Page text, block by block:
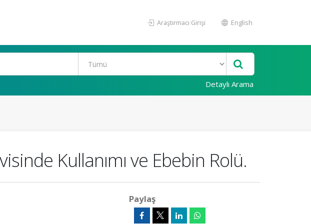
Araştırmacı Girişi English
Detaylı Arama
Kullanımı ve Ebebin Rolü.
Paylaş